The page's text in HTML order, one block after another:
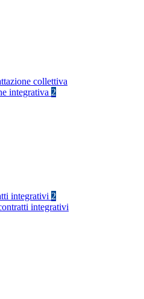
collettiva
integrativa 2
integrativi 2
integrativi